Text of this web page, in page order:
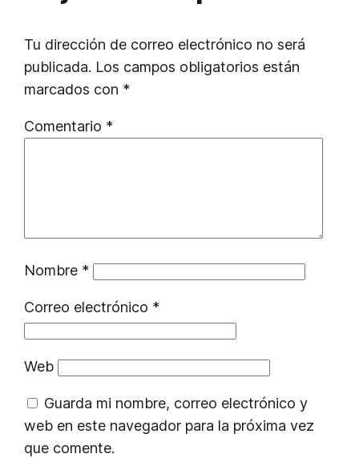
Tu dirección de correo electrónico no será
publicada. Los campos obligatorios están
marcados con *
Comentario *
Nombre *
Correo electrónico *
Web
Guarda mi nombre, correo electrónico y
web en este navegador para la próxima vez
que comente.